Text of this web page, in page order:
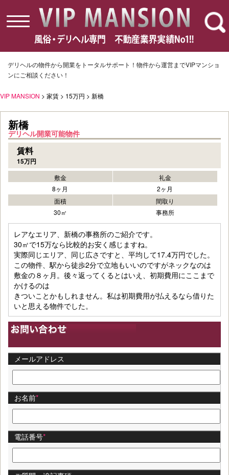
toggle
navigation
デリヘルの物件から開業をトータルサポート！物件から運営までVIPマンショ
ンにご相談ください！
VIP MANSION > 家賃 > 15万円 > 新橋
新橋
デリヘル開業可能物件
賃料
15万円
敷金
8ヶ月
礼金
2ヶ月
面積
30㎡
間取り
事務所
レアなエリア、新橋の事務所のご紹介です。
30㎡で15万なら比較的お安く感じますね。
実際同じエリア、同じ広さですと、平均して17.4万円でした。
この物件、駅から徒歩2分で立地もいいのですがネックなのは
敷金の８ヶ月。後々返ってくるとはいえ、初期費用にここまで
かけるのは
きついことかもしれません。私は初期費用が払えるなら借りた
いと思える物件でした。
メールアドレス
お名前*
電話番号*